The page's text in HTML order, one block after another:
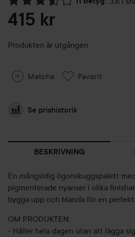
Hoppa till Betyg & kommentarer
415 kr
Produkten är utgången
Matcha Favorit
Se prishistorik
BESKRIVNING
En mångsidig ögonskuggspalett
pigmenterade nyanser i olika
bygga upp och blanda för en
OM PRODUKTEN:
- Håller hela dagen utan att lägga